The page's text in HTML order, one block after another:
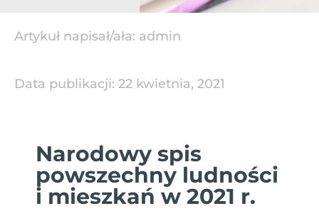
Artykuł napisał/ała: admin
Data publikacji: 22 kwietnia, 2021
Narodowy spis
powszechny ludności
i mieszkań w 2021 r.